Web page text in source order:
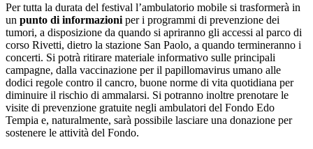
Per tutta la durata del festival l’ambulatorio mobile si trasformerà in
un punto di informazioni per i programmi di prevenzione dei
tumori, a disposizione da quando si apriranno gli accessi al parco di
corso Rivetti, dietro la stazione San Paolo, a quando termineranno i
concerti. Si potrà ritirare materiale informativo sulle principali
campagne, dalla vaccinazione per il papillomavirus umano alle
dodici regole contro il cancro, buone norme di vita quotidiana per
diminuire il rischio di ammalarsi. Si potranno inoltre prenotare le
visite di prevenzione gratuite negli ambulatori del Fondo Edo
Tempia e, naturalmente, sarà possibile lasciare una donazione per
sostenere le attività del Fondo.